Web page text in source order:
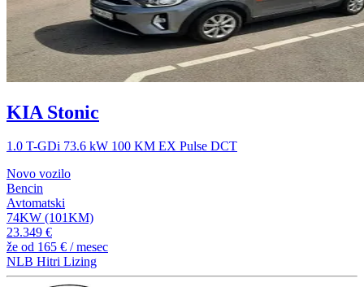
KIA Stonic
1.0 T-GDi 73.6 kW 100 KM EX Pulse DCT
Novo vozilo
Bencin
Avtomatski
74KW (101KM)
23.349 €
že od 165 € / mesec
NLB Hitri Lizing